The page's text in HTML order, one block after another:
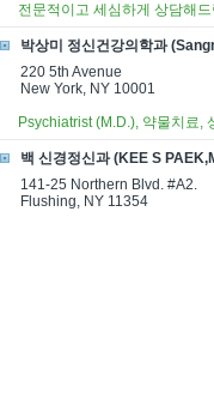
전문적이고 세심하게 상담해
박상미 정신건강의학과
220 5th Avenue
New York, NY 10001
Psychiatrist (M.D.), 약물치료,
백 신경정신과 (KEE S
141-25 Northern Blvd. #A2.
Flushing, NY 11354